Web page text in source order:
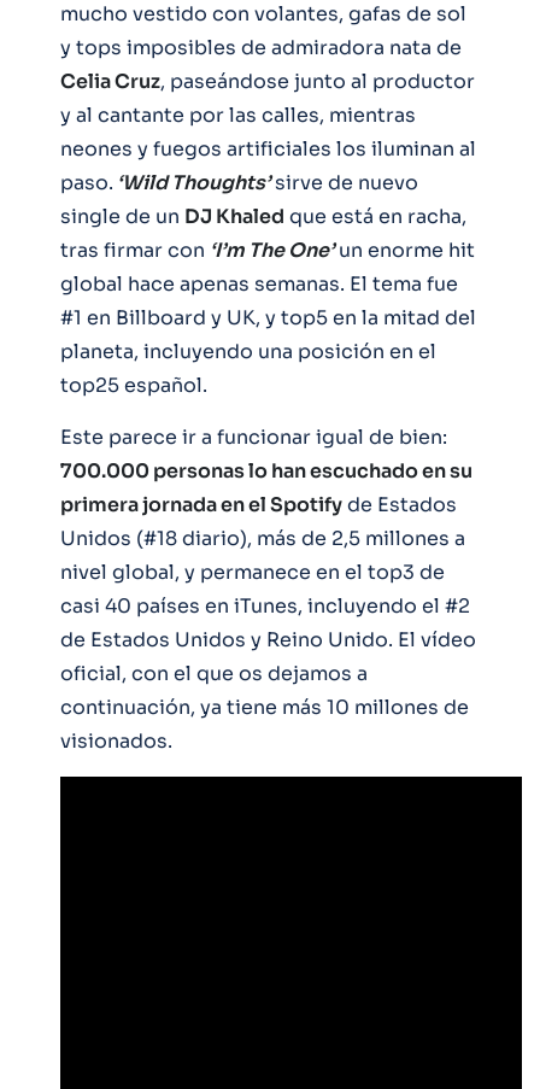
mucho vestido con volantes, gafas de sol
y tops imposibles de admiradora nata de
Celia Cruz, paseándose junto al productor
y al cantante por las calles, mientras
neones y fuegos artificiales los iluminan al
paso. ‘Wild Thoughts’sirve de nuevo
single de un DJ Khaled que está en racha,
tras firmar con ‘I’m The One’un enorme hit
global hace apenas semanas. El tema fue
#1 en Billboard y UK, y top5 en la mitad del
planeta, incluyendo una posición en el
top25 español.
Este parece ir a funcionar igual de bien:
700.000 personas lo han escuchado en su
primera jornada en el Spotifyde Estados
Unidos (#18 diario), más de 2,5 millones a
nivel global, y permanece en el top3 de
casi 40 países en iTunes, incluyendo el #2
de Estados Unidos y Reino Unido. El vídeo
oficial, con el que os dejamos a
continuación, ya tiene más 10 millones de
visionados.